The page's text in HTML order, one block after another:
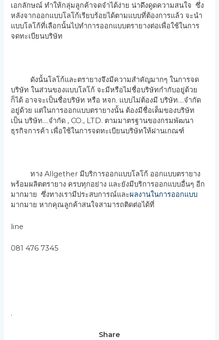
เอกลักษณ์ ทำให้กลุ่มลูกค้าจดจำได้ง่าย น่าดึงดูดความสนใจ ซึ่ง
หลังจากออกแบบโลโก้เรียบร้อยได้ตามแบบที่ต้องการแล้ว จะนำ
แบบโลโก้ที่เลือกนั้นไปทำการออกแบบตรายางต่อเพื่อใช้ในการ
จดทะเบียนบริษัท
ดังนั้นโลโก้และตรายางจึงมีความสำคัญมากๆ ในการจด
บริษัท ในส่วนของแบบโลโก้ จะมีหรือไม่ชื่อบริษัทกำกับอยู่ด้วย
ก็ได้ อาจจะเป็นชื่อบริษัท หรือ หจก. แบบไม่ต้องมี บริษัท….จำกัด
อยู่ด้วย แต่ในการออกแบบตรายางนั้น ต้องมีชื่อเต็มของบริษัท
เป็น บริษัท….จำกัด , CO., LTD. ตามมาตรฐานของกรมพัฒนา
ธุรกิจการค้า เพื่อใช้ในการจดทะเบียนบริษัทให้ผ่านเกณฑ์
ทาง Allgether มีบริการออกแบบโลโก้ ออกแบบตรายาง
พร้อมผลิตตรายาง ครบทุกอย่าง และยังมีบริการออกแบบอื่นๆ อีก
มากมาย ซึ่งทางเรามีประสบการณ์และผลงานในการออกแบบ
มากมาย หากคุณลูกค้าสนใจสามารถติดต่อได้ที่
line
081 476 7345
.
Share